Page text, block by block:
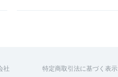
社 特定商取引法に基づく表示